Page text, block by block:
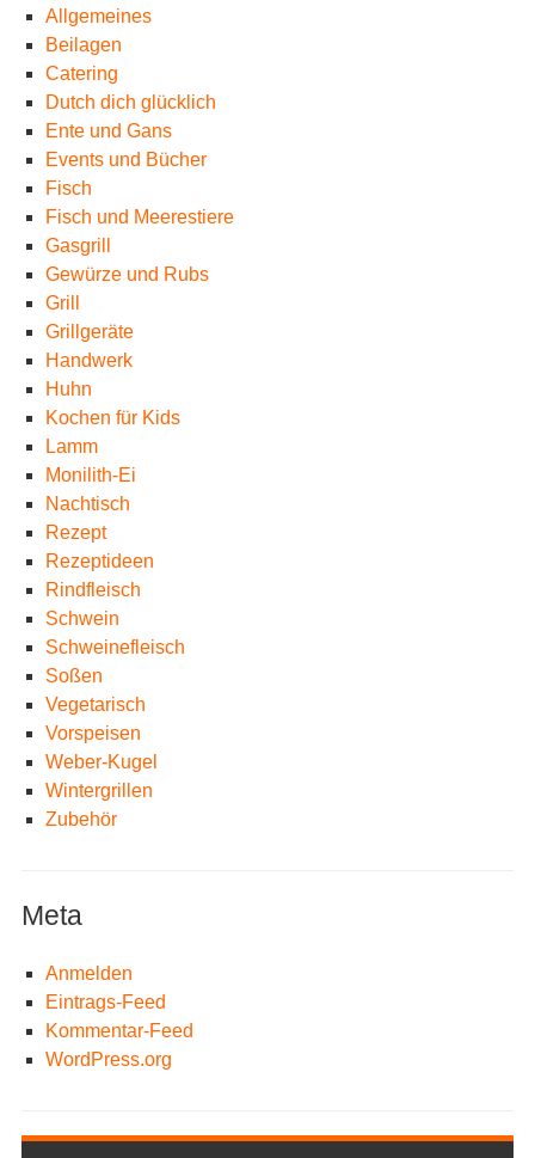
Allgemeines
Beilagen
Catering
Dutch dich glücklich
Ente und Gans
Events und Bücher
Fisch
Fisch und Meerestiere
Gasgrill
Gewürze und Rubs
Grill
Grillgeräte
Handwerk
Huhn
Kochen für Kids
Lamm
Monilith-Ei
Nachtisch
Rezept
Rezeptideen
Rindfleisch
Schwein
Schweinefleisch
Soßen
Vegetarisch
Vorspeisen
Weber-Kugel
Wintergrillen
Zubehör
Meta
Anmelden
Eintrags-Feed
Kommentar-Feed
WordPress.org